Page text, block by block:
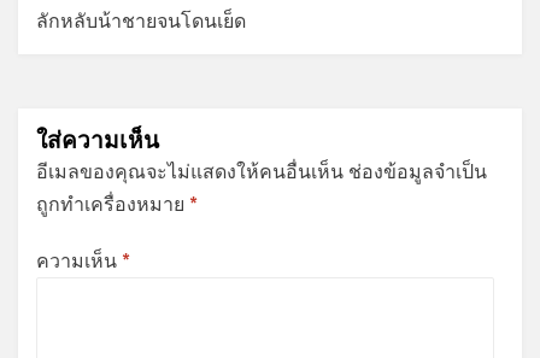
ลักหลับน้าชายจนโดนเย็ด
ใส่ความเห็น
อีเมลของคุณจะไม่แสดงให้คนอื่นเห็น ช่องข้อมูลจำเป็น
ถูกทำเครื่องหมาย *
ความเห็น *